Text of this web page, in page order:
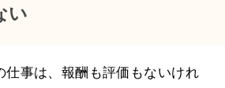
い
仕事は、報酬も評価もないけれ